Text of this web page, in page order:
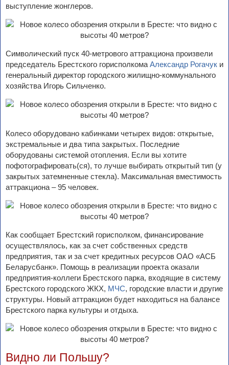
выступление жонглеров.
Символический пуск 40-метрового аттракциона произвели
председатель Брестского горисполкома Александр Рогачук и
генеральный директор городского жилищно-коммунального
хозяйства Игорь Сильченко.
Колесо оборудовано кабинками четырех видов: открытые,
экстремальные и два типа закрытых. Последние
оборудованы системой отопления. Если вы хотите
пофотографировать(ся), то лучше выбирать открытый тип (у
закрытых затемненные стекла). Максимальная вместимость
аттракциона – 95 человек.
Как сообщает Брестский горисполком, финансирование
осуществлялось, как за счет собственных средств
предприятия, так и за счет кредитных ресурсов ОАО «АСБ
Беларусбанк». Помощь в реализации проекта оказали
предприятия-коллеги Брестского парка, входящие в систему
Брестского городского ЖКХ, МЧС, городские власти и другие
структуры. Новый аттракцион будет находиться на балансе
Брестского парка культуры и отдыха.
Видно ли Польшу?